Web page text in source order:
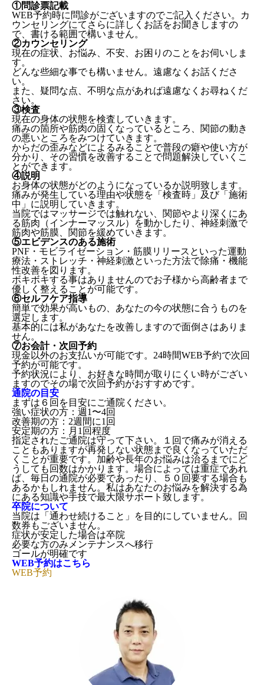
①問診票記載
WEB予約時に問診がございますのでご記入ください。カ
ウンセリングにてさらに詳しくお話をお聞きしますの
で、書ける範囲で構いません。
②カウンセリング
現在の症状、お悩み、不安、お困りのことをお伺いしま
す。
どんな些細な事でも構いません。遠慮なくお話くださ
い。
また、疑問な点、不明な点があれば遠慮なくお尋ねくだ
さい。
③検査
現在の身体の状態を検査していきます。
痛みの箇所や筋肉の固くなっているところ、関節の動き
の悪いところをみつけていきます。
からだの歪みなどによるみることで普段の癖や使い方が
分かり、その習慣を改善することで問題解決していくこ
とができます。
④説明
お身体の状態がどのようになっているか説明致します。
痛みが発生している理由や状態を「検査時」及び「施術
中」に説明していきます。
当院ではマッサージでは触れない、関節やより深くにあ
る筋肉（インナーマッスル）を動かしたり、神経刺激で
筋肉や筋膜、関節を緩めていきます。
⑤エビデンスのある施術
PNF・モビライゼーション・筋膜リリースといった運動
療法・ストレッチ・神経刺激といった方法で除痛・機能
性改善を図ります。
ボキボキする事はありませんのでお子様から高齢者まで
優しく整えることが可能です。
⑥セルフケア指導
簡単で効果が高いもの、あなたの今の状態に合うものを
選定します。
基本的には私があなたを改善しますので面倒さはありま
せん。
⑦お会計・次回予約
現金以外のお支払いが可能です。24時間WEB予約で次回
予約が可能です。
予約状況により、お好きな時間が取りにくい時がござい
ますのでその場で次回予約がおすすめです。
通院の目安
まずは６回を目安にご通院ください。
強い症状の方：週1〜4回
改善期の方：2週間に1回
安定期の方：月1回程度
指定されたご通院は守って下さい。１回で痛みが消える
こともありますが再発しない状態まで良くなっていただ
くことが重要です。加齢や長年のお悩みは治るまでにど
うしても回数はかかります。場合によっては重症であれ
ば、毎日の通院が必要であったり、５０回要する場合も
あるかもしれません。私はあなたのお悩みを解決する為
にある知識や手技で最大限サポート致します。
卒院について
当院は「通わせ続けること」を目的にしていません。回
数券もございません。
症状が安定した場合は卒院
必要な方のみメンテナンスへ移行
ゴールが明確です
WEB予約はこちら
WEB予約